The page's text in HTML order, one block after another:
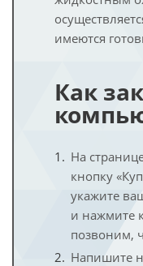
имеются
Как
На
кнопку
укажите
и нажмите
позвоним,
Напишите